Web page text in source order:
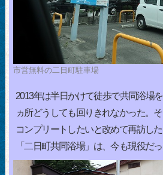
市営無料の二日町駐車場
2013年は半日かけて徒歩で共同浴場
ヵ所どうしても回りきれなかった。
コンプリートしたいと改めて再訪し
「二日町共同浴場」は、今も現役だっ